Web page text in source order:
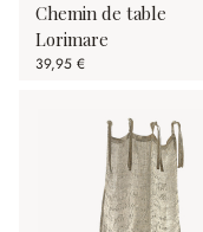
Chemin de table
Lorimare
39,95 €